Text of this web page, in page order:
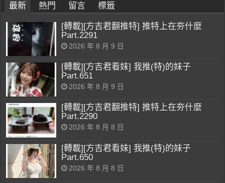
最新 熱門 留言 標籤
[轉載][方吉君翻推特] 推特上在夯什麼
Part.2291
2026 年 8 月 9 日
[轉載][方吉君看妹] 我推(特)的妹子
Part.651
2026 年 8 月 9 日
[轉載][方吉君翻推特] 推特上在夯什麼
Part.2290
2026 年 8 月 8 日
[轉載][方吉君看妹] 我推(特)的妹子
Part.650
2026 年 8 月 8 日